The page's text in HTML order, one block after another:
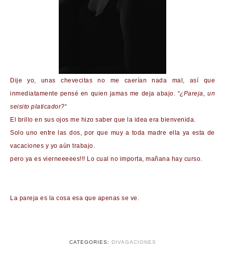
Dije yo, unaschevecitas no me caerían nada mal, así que
inmediatamente pensé en quien jamas me deja abajo. “¿Pareja, un
seisito platicador?“
El brillo en sus ojos me hizo saber que la idea era bienvenida.
Solo uno entre las dos, por que muy a toda madre ella ya esta de
vacaciones y yo aún trabajo.
pero ya es vierneeeees!!! Lo cual no importa, mañana hay curso.
La pareja es la cosa esa que apenas se ve.
CATEGORIES: DIVAGACIONES